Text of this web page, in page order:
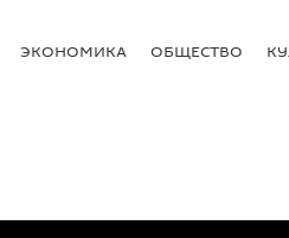
ЭКОНОМИКА ОБЩЕСТВО